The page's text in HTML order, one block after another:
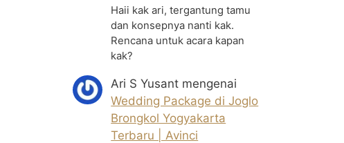
Haii kak ari, tergantung tamu
dan konsepnya nanti kak.
Rencana untuk acara kapan
kak?
Ari S Yusant mengenai
Wedding Package di Joglo
Brongkol Yogyakarta
Terbaru | Avinci